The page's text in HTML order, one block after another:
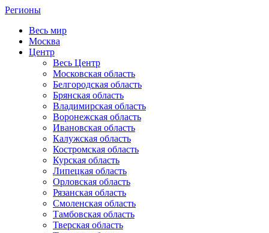
Регионы
Весь мир
Москва
Центр
Весь Центр
Московская область
Белгородская область
Брянская область
Владимирская область
Воронежская область
Ивановская область
Калужская область
Костромская область
Курская область
Липецкая область
Орловская область
Рязанская область
Смоленская область
Тамбовская область
Тверская область